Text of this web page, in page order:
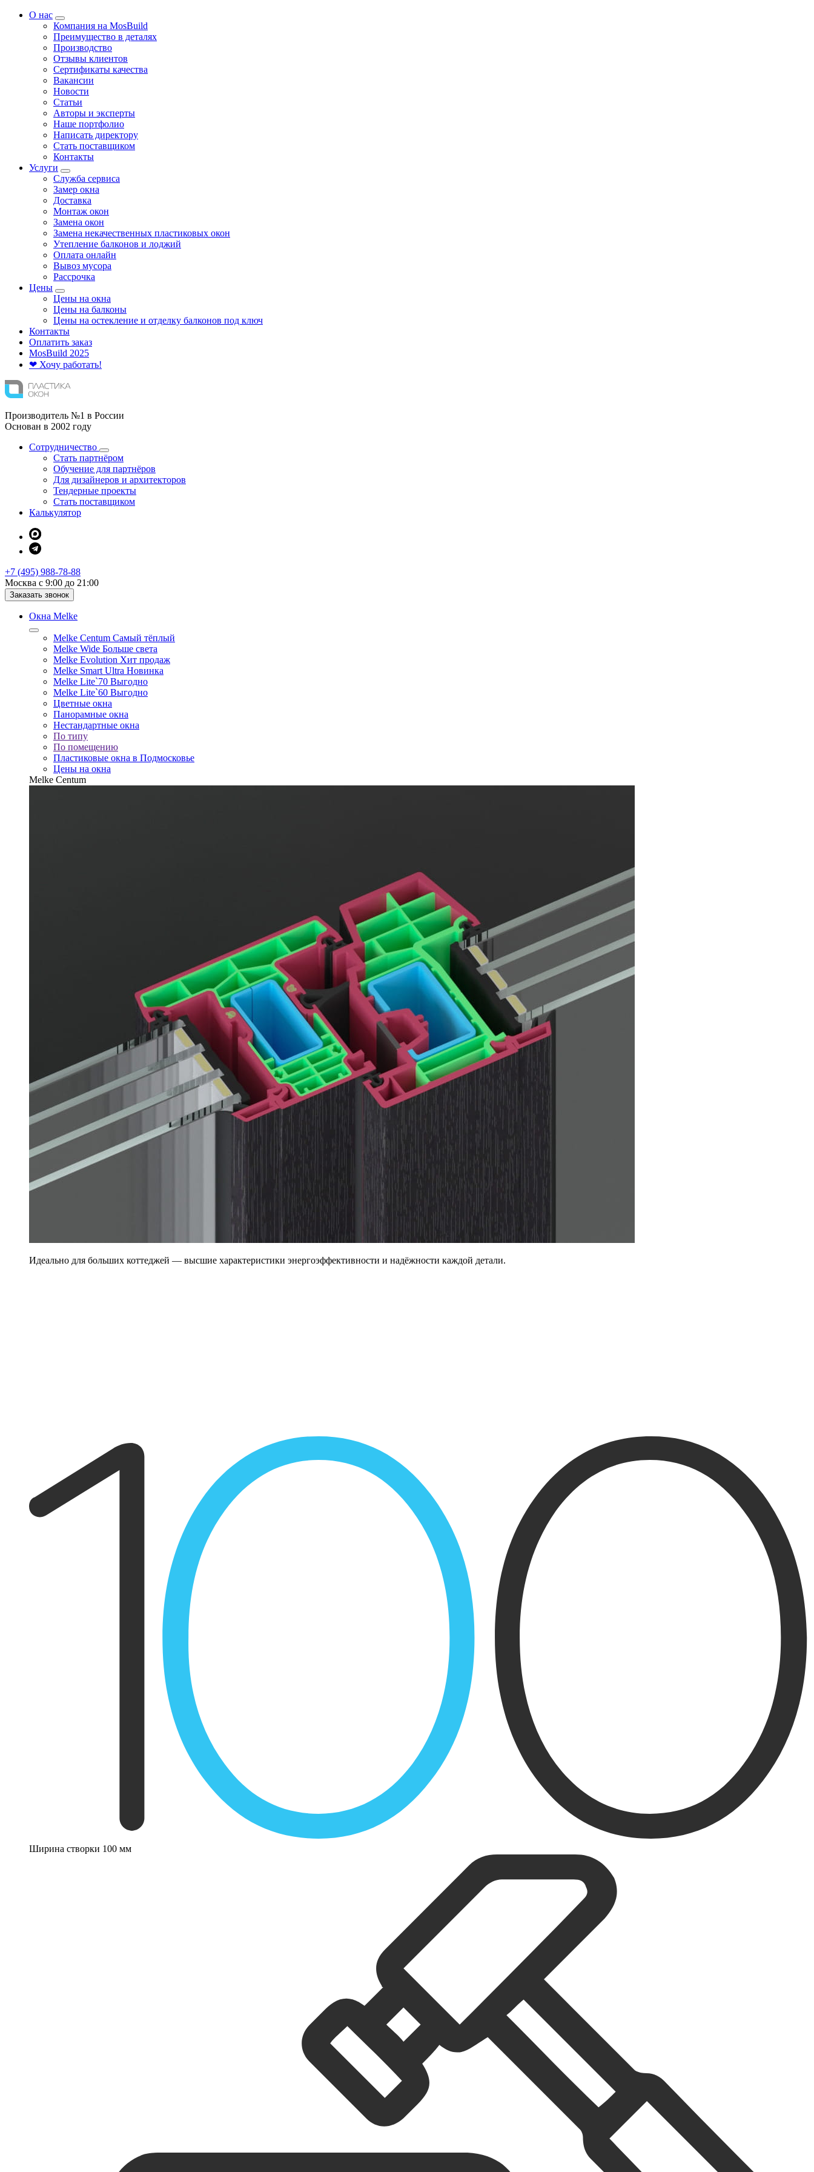
О нас
Компания на MosBuild
Преимущество в деталях
Производство
Отзывы клиентов
Сертификаты качества
Вакансии
Новости
Статьи
Авторы и эксперты
Нашe портфолио
Написать директору
Стать поставщиком
Контакты
Услуги
Служба сервиса
Замер окна
Доставка
Монтаж окон
Замена окон
Замена некачественных пластиковых окон
Утепление балконов и лоджий
Оплата онлайн
Вывоз мусора
Рассрочка
Цены
Цены на окна
Цены на балконы
Цены на остекление и отделку балконов под ключ
Контакты
Оплатить заказ
MosBuild 2025
❤ Хочу работать!
Производитель №1 в России
Основан в 2002 году
Сотрудничество
Стать партнёром
Обучение для партнёров
Для дизайнеров и архитекторов
Тендерные проекты
Стать поставщиком
Калькулятор
+7 (495) 988-78-88
Москва с 9:00 до 21:00
Заказать звонок
Окна Melke
Melke Centum Самый тёплый
Melke Wide Больше света
Melke Evolution Хит продаж
Melke Smart Ultra Новинка
Melke Lite`70 Выгодно
Melke Lite`60 Выгодно
Цветные окна
Панорамные окна
Нестандартные окна
По типу
По помещению
Пластиковые окна в Подмосковье
Цены на окна
Melke Centum
Идеально для больших коттеджей — высшие характеристики энергоэффективности и надёжности каждой детали.
Ширина створки 100 мм